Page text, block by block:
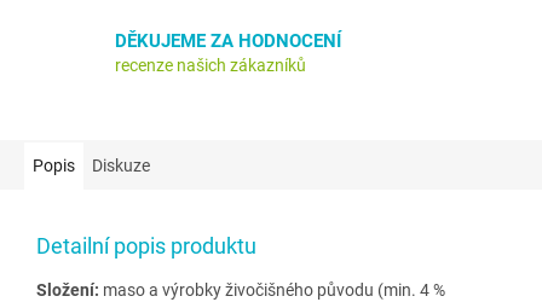
DĚKUJEME ZA HODNOCENÍ
recenze našich zákazníků
Popis Diskuze
Detailní popis produktu
Složení: maso a výrobky živočišného původu (min. 4 %